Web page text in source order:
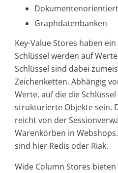
Graphdatenbanken
Key-Value Stores haben
Schlüssel werden auf
Schlüssel sind dabei
Zeichenketten. Abhängig
Werte, auf die die
strukturierte Objekte sein.
reicht von der
Warenkörben in
sind hier Redis oder Riak.
Wide Column Stores